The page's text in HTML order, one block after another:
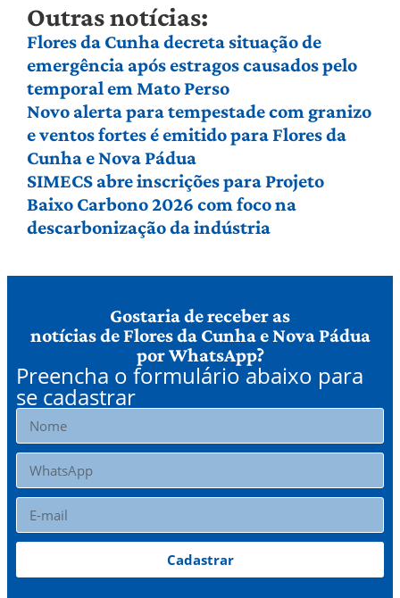
Outras notícias:
Flores da Cunha decreta situação de
emergência após estragos causados pelo
temporal em Mato Perso
Novo alerta para tempestade com granizo
e ventos fortes é emitido para Flores da
Cunha e Nova Pádua
SIMECS abre inscrições para Projeto
Baixo Carbono 2026 com foco na
descarbonização da indústria
Gostaria de receber as
notícias de Flores da Cunha e Nova Pádua
por WhatsApp?
Preencha o formulário abaixo para
se cadastrar
Cadastrar